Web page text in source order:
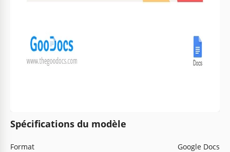
Spécifications du modèle
Format
Google Docs